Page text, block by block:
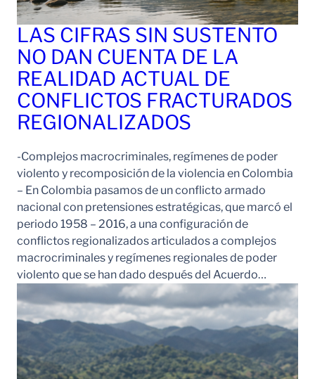
LAS CIFRAS SIN SUSTENTO
NO DAN CUENTA DE LA
REALIDAD ACTUAL DE
CONFLICTOS FRACTURADOS
REGIONALIZADOS
-Complejos macrocriminales, regímenes de poder
violento y recomposición de la violencia en Colombia
– En Colombia pasamos de un conflicto armado
nacional con pretensiones estratégicas, que marcó el
periodo 1958 – 2016, a una configuración de
conflictos regionalizados articulados a complejos
macrocriminales y regímenes regionales de poder
violento que se han dado después del Acuerdo…